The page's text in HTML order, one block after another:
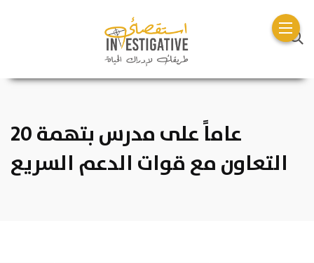
20 عاماً على مدرس بتهمة
التعاون مع قوات الدعم السريع